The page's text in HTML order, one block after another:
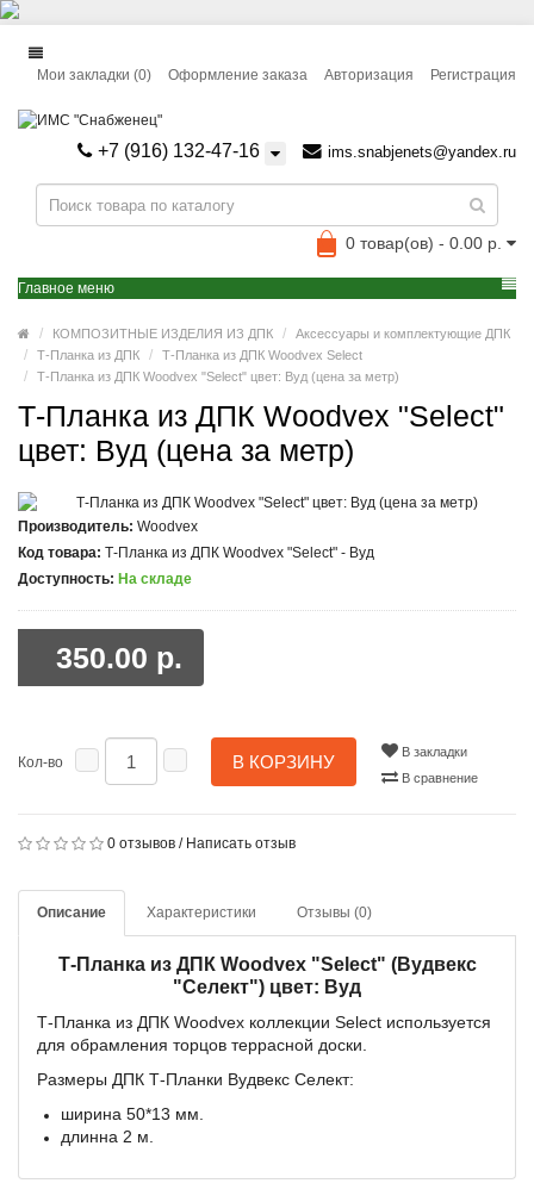
Авторизация Регистрация
Мои закладки (0) Оформление заказа
+7 (916) 132-47-16 ims.snabjenets@yandex.ru
0 товар(ов) - 0.00 р.
Главное меню
КОМПОЗИТНЫЕ ИЗДЕЛИЯ ИЗ ДПК
Аксессуары и комплектующие ДПК
Т-Планка из ДПК
Т-Планка из ДПК Woodvex Select
Т-Планка из ДПК Woodvex "Select" цвет: Вуд (цена за метр)
Т-Планка из ДПК Woodvex "Select"
цвет: Вуд (цена за метр)
Производитель: Woodvex
Код товара: Т-Планка из ДПК Woodvex "Select" - Вуд
Доступность: На складе
350.00 р.
Кол-во В КОРЗИНУ
В закладки
В сравнение
0 отзывов / Написать отзыв
Описание Характеристики Отзывы (0)
Т-Планка из ДПК Woodvex "Select" (Вудвекс
"Селект") цвет: Вуд
Т-Планка из ДПК Woodvex коллекции Select используется
для обрамления торцов террасной доски.
Размеры ДПК Т-Планки Вудвекс Селект:
ширина 50*13 мм.
длинна 2 м.